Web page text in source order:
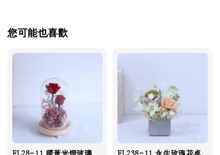
您可能也喜歡
FL28-11 暖黃光燈玻璃
FL238-11 永生玫瑰花桌